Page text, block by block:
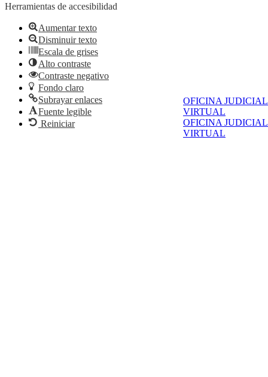
OFICINA JUDICIAL
VIRTUAL
OFICINA JUDICIAL
VIRTUAL
Herramientas de accesibilidad
Aumentar texto
Disminuir texto
Escala de grises
Alto contraste
Contraste negativo
Fondo claro
Subrayar enlaces
Fuente legible
Reiniciar